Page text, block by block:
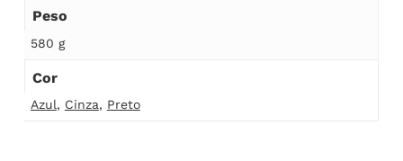
Peso
580 g
Cor
Azul, Cinza, Preto